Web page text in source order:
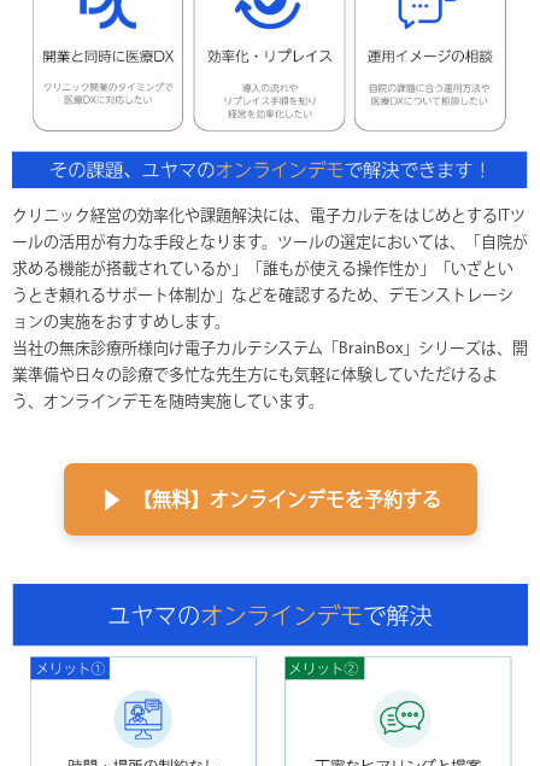
クリニック経営の効率化や課題解決には、電子カルテをはじめとするITツ
ールの活用が有力な手段となります。ツールの選定においては、「自院が
求める機能が搭載されているか」「誰もが使える操作性か」「いざとい
うとき頼れるサポート体制か」などを確認するため、デモンストレーシ
ョンの実施をおすすめします。
当社の無床診療所様向け電子カルテシステム「BrainBox」シリーズは、開
業準備や日々の診療で多忙な先生方にも気軽に体験していただけるよ
う、オンラインデモを随時実施しています。
▶ 【無料】オンラインデモを予約する